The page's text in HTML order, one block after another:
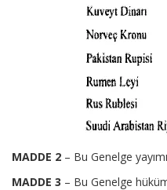
MADDE 2 – Bu Genelge
MADDE 3 – Bu Genelge